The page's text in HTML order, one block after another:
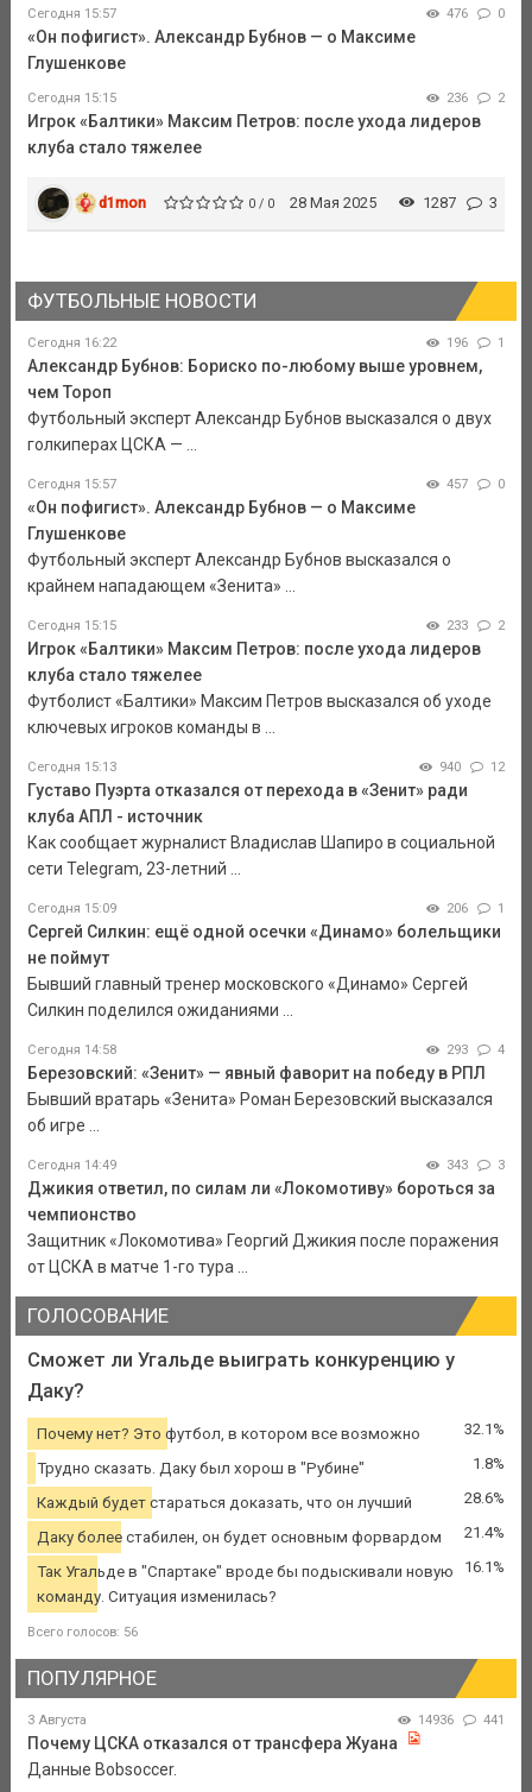
Сегодня 15:57 476 0
«Он пофигист». Александр Бубнов — о Максиме
Глушенкове
Сегодня 15:15 236 2
Игрок «Балтики» Максим Петров: после ухода лидеров
клуба стало тяжелее
d1mon 0 / 0 28 Мая 2025 1287 3
ФУТБОЛЬНЫЕ НОВОСТИ
Сегодня 16:22 196 1
Александр Бубнов: Бориско по-любому выше уровнем,
чем Тороп
Футбольный эксперт Александр Бубнов высказался о двух
голкиперах ЦСКА — ...
Сегодня 15:57 457 0
«Он пофигист». Александр Бубнов — о Максиме
Глушенкове
Футбольный эксперт Александр Бубнов высказался о
крайнем нападающем «Зенита» ...
Сегодня 15:15 233 2
Игрок «Балтики» Максим Петров: после ухода лидеров
клуба стало тяжелее
Футболист «Балтики» Максим Петров высказался об уходе
ключевых игроков команды в ...
Сегодня 15:13 940 12
Густаво Пуэрта отказался от перехода в «Зенит» ради
клуба АПЛ - источник
Как сообщает журналист Владислав Шапиро в социальной
сети Telegram, 23-летний ...
Сегодня 15:09 206 1
Сергей Силкин: ещё одной осечки «Динамо» болельщики
не поймут
Бывший главный тренер московского «Динамо» Сергей
Силкин поделился ожиданиями ...
Сегодня 14:58 293 4
Березовский: «Зенит» — явный фаворит на победу в РПЛ
Бывший вратарь «Зенита» Роман Березовский высказался
об игре ...
Сегодня 14:49 343 3
Джикия ответил, по силам ли «Локомотиву» бороться за
чемпионство
Защитник «Локомотива» Георгий Джикия после поражения
от ЦСКА в матче 1-го тура ...
ГОЛОСОВАНИЕ
Сможет ли Угальде выиграть конкуренцию у
Даку?
Почему нет? Это футбол, в котором все возможно 32.1%
Трудно сказать. Даку был хорош в "Рубине" 1.8%
Каждый будет стараться доказать, что он лучший 28.6%
Даку более стабилен, он будет основным форвардом 21.4%
Так Угальде в "Спартаке" вроде бы подыскивали новую
команду. Ситуация изменилась?
16.1%
Всего голосов: 56
ПОПУЛЯРНОЕ
3 Августа 14936 441
Почему ЦСКА отказался от трансфера Жуана
Данные Bobsoccer.